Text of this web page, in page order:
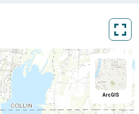
ArcGIS